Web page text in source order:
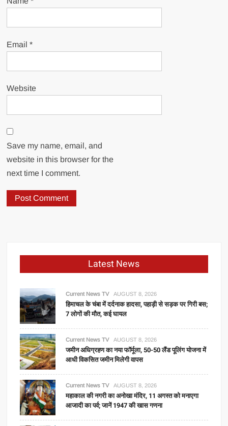
Email*
Website
Save my name, email, and
website in this browser for the
next time I comment.
Latest News
Current News TV AUGUST 8, 2026
हिमाचल के चंबा में दर्दनाक हादसा, पहाड़ी से सड़क पर गिरी बस;
7 लोगों की मौत, कई घायल
Current News TV AUGUST 8, 2026
जमीन अधिग्रहण का नया फॉर्मूला, 50-50 लैंड पूलिंग योजना में
आधी विकसित जमीन मिलेगी वापस
Current News TV AUGUST 8, 2026
महाकाल की नगरी का अनोखा मंदिर, 11 अगस्त को मनाएगा
आजादी का पर्व; जानें 1947 की खास गणना